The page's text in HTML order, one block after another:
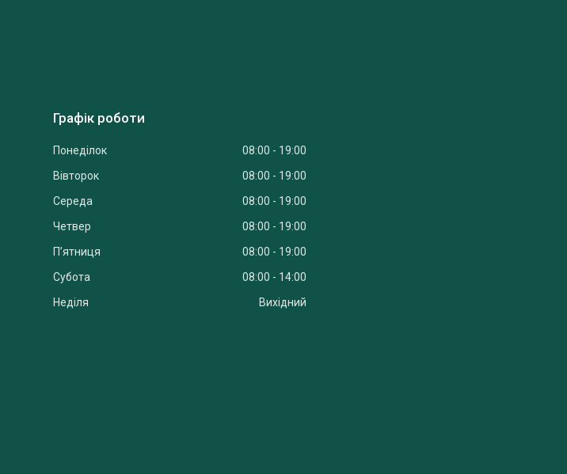
Графік роботи
Понеділок 08:00
19:00
Вівторок
08:00
19:00
Середа
08:00
19:00
Четвер
08:00
19:00
Пʼятниця
08:00
19:00
Субота
08:00
14:00
Неділя
Вихідний